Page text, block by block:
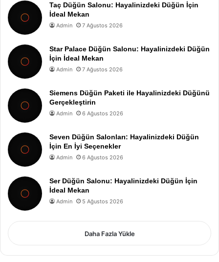
Taç Düğün Salonu: Hayalinizdeki Düğün İçin
İdeal Mekan
Admin 7 Ağustos 2026
Star Palace Düğün Salonu: Hayalinizdeki Düğün
İçin İdeal Mekan
Admin 7 Ağustos 2026
Siemens Düğün Paketi ile Hayalinizdeki Düğünü
Gerçekleştirin
Admin 6 Ağustos 2026
Seven Düğün Salonları: Hayalinizdeki Düğün
İçin En İyi Seçenekler
Admin 6 Ağustos 2026
Ser Düğün Salonu: Hayalinizdeki Düğün İçin
İdeal Mekan
Admin 5 Ağustos 2026
Daha Fazla Yükle